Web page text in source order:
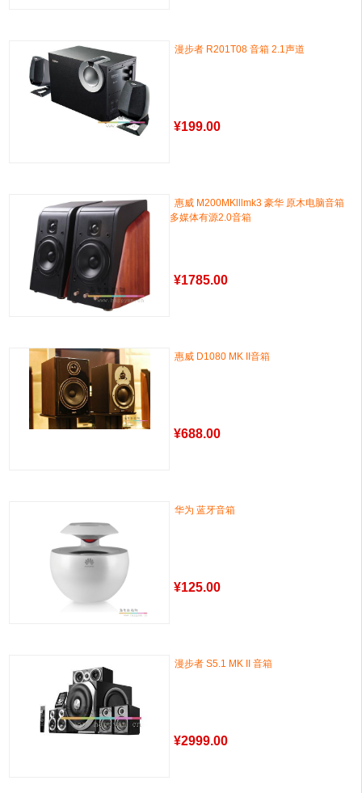
漫步者 R201T08 音箱 2.1声道
¥199.00
惠威 M200MKlllmk3 豪华 原木电脑音箱
多媒体有源2.0音箱
¥1785.00
惠威 D1080 MK II音箱
¥688.00
华为 蓝牙音箱
¥125.00
漫步者 S5.1 MK II 音箱
¥2999.00